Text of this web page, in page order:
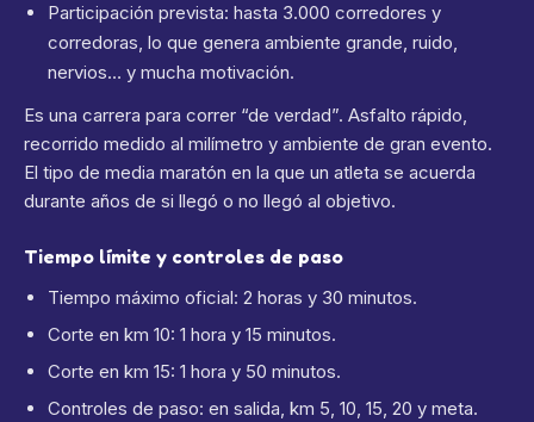
Participación prevista: hasta 3.000 corredores y
corredoras, lo que genera ambiente grande, ruido,
nervios… y mucha motivación.
Es una carrera para correr “de verdad”. Asfalto rápido,
recorrido medido al milímetro y ambiente de gran evento.
El tipo de media maratón en la que un atleta se acuerda
durante años de si llegó o no llegó al objetivo.
Tiempo límite y controles de paso
Tiempo máximo oficial: 2 horas y 30 minutos.
Corte en km 10: 1 hora y 15 minutos.
Corte en km 15: 1 hora y 50 minutos.
Controles de paso: en salida, km 5, 10, 15, 20 y meta.